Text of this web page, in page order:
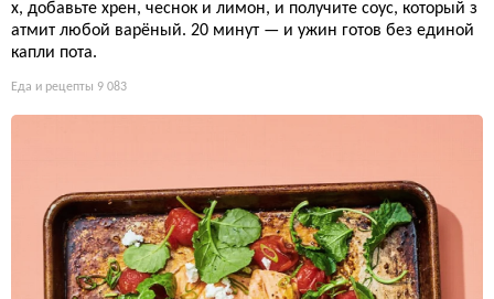
х, добавьте хрен, чеснок и лимон, и получите соус, который з
атмит любой варёный. 20 минут — и ужин готов без единой
капли пота.
Еда и рецепты 9 083